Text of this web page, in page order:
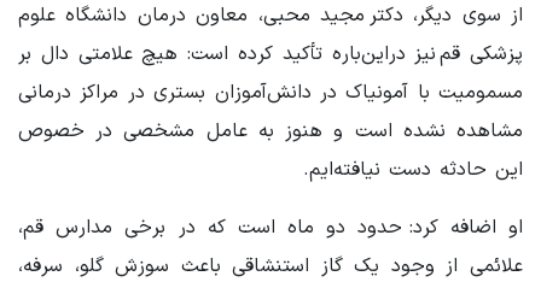
از سوی دیگر، دکتر مجید محبی، معاون درمان دانشگاه علوم
پزشکی قم نیز دراین‌باره تأکید کرده است: هیچ علامتی دال بر
مسمومیت با آمونیاک در دانش‌آموزان بستری در مراکز درمانی
مشاهده نشده‌ است و هنوز به عامل مشخصی در خصوص
این حادثه دست نیافته‌ایم.
او اضافه کرد: حدود دو ماه است که در برخی مدارس قم،
علائمی از وجود یک گاز استنشاقی باعث سوزش گلو، سرفه،